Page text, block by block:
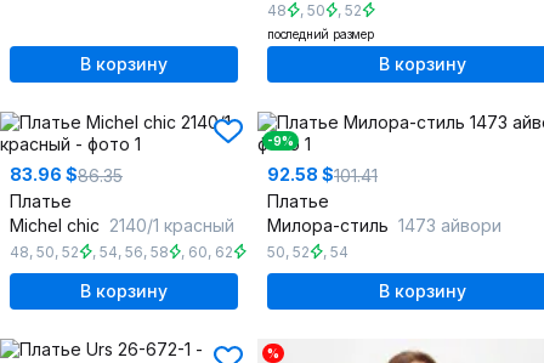
В корзину
48 , 50 , 52
последний размер
В корзину
83.96 $86.35
Платье
Michel chic 2140/1 красный
48, 50, 52 , 54, 56, 58 , 60, 62
В корзину
-9%
92.58 $101.41
Платье
Милора-стиль 1473 айвори
50, 52 , 54
В корзину
%